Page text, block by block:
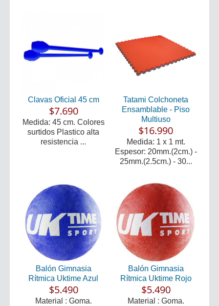
Clavas Oficial 45 cm
$7.690
Medida: 45 cm. Colores
surtidos Plastico alta
resistencia ...
Tatami Colchoneta
Ensamblable - Piso
Multiuso
$16.990
Medida: 1 x 1 mt.
Espesor: 20mm.(2cm.) -
25mm.(2.5cm.) - 30...
Balón Gimnasia
Rítmica Uktime Azul
$5.490
Material : Goma.
Balón Gimnasia
Rítmica Uktime Rojo
$5.490
Material : Goma.